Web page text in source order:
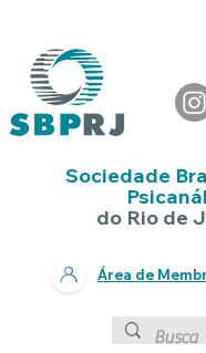
Sociedade
do Rio de
Área de